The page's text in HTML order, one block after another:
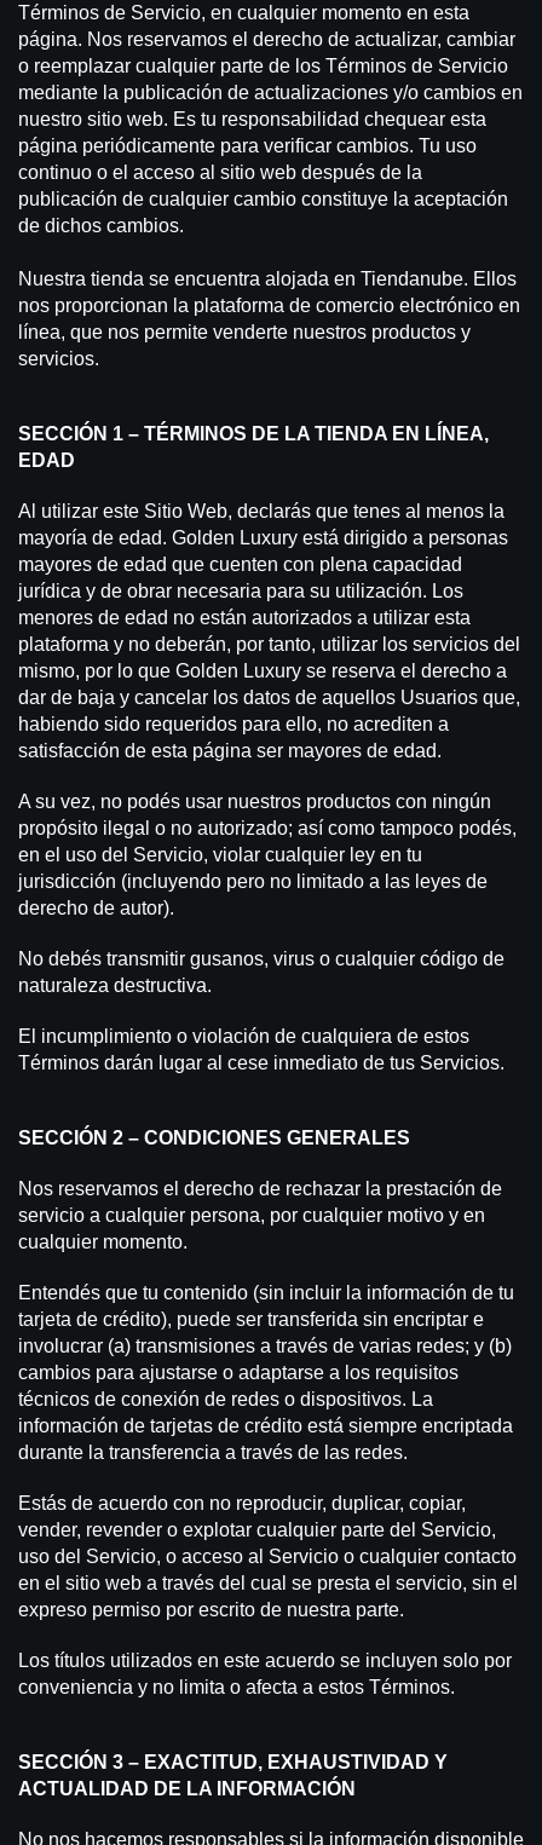
Términos de Servicio, en cualquier momento en esta
página. Nos reservamos el derecho de actualizar, cambiar
o reemplazar cualquier parte de los Términos de Servicio
mediante la publicación de actualizaciones y/o cambios en
nuestro sitio web. Es tu responsabilidad chequear esta
página periódicamente para verificar cambios. Tu uso
continuo o el acceso al sitio web después de la
publicación de cualquier cambio constituye la aceptación
de dichos cambios.
Nuestra tienda se encuentra alojada en Tiendanube. Ellos
nos proporcionan la plataforma de comercio electrónico en
línea, que nos permite venderte nuestros productos y
servicios.
SECCIÓN 1 – TÉRMINOS DE LA TIENDA EN LÍNEA,
EDAD
Al utilizar este Sitio Web, declarás que tenes al menos la
mayoría de edad. Golden Luxury está dirigido a personas
mayores de edad que cuenten con plena capacidad
jurídica y de obrar necesaria para su utilización. Los
menores de edad no están autorizados a utilizar esta
plataforma y no deberán, por tanto, utilizar los servicios del
mismo, por lo que Golden Luxury se reserva el derecho a
dar de baja y cancelar los datos de aquellos Usuarios que,
habiendo sido requeridos para ello, no acrediten a
satisfacción de esta página ser mayores de edad.
A su vez, no podés usar nuestros productos con ningún
propósito ilegal o no autorizado; así como tampoco podés,
en el uso del Servicio, violar cualquier ley en tu
jurisdicción (incluyendo pero no limitado a las leyes de
derecho de autor).
No debés transmitir gusanos, virus o cualquier código de
naturaleza destructiva.
El incumplimiento o violación de cualquiera de estos
Términos darán lugar al cese inmediato de tus Servicios.
SECCIÓN 2 – CONDICIONES GENERALES
Nos reservamos el derecho de rechazar la prestación de
servicio a cualquier persona, por cualquier motivo y en
cualquier momento.
Entendés que tu contenido (sin incluir la información de tu
tarjeta de crédito), puede ser transferida sin encriptar e
involucrar (a) transmisiones a través de varias redes; y (b)
cambios para ajustarse o adaptarse a los requisitos
técnicos de conexión de redes o dispositivos. La
información de tarjetas de crédito está siempre encriptada
durante la transferencia a través de las redes.
Estás de acuerdo con no reproducir, duplicar, copiar,
vender, revender o explotar cualquier parte del Servicio,
uso del Servicio, o acceso al Servicio o cualquier contacto
en el sitio web a través del cual se presta el servicio, sin el
expreso permiso por escrito de nuestra parte.
Los títulos utilizados en este acuerdo se incluyen solo por
conveniencia y no limita o afecta a estos Términos.
SECCIÓN 3 – EXACTITUD, EXHAUSTIVIDAD Y
ACTUALIDAD DE LA INFORMACIÓN
No nos hacemos responsables si la información disponible